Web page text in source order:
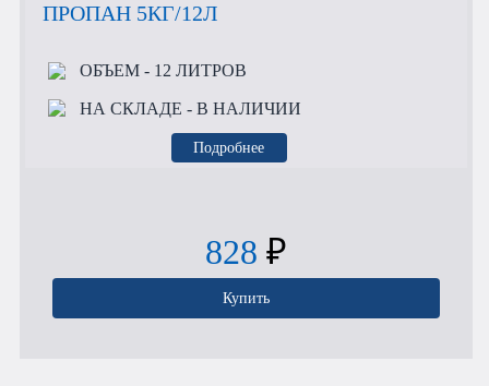
ПРОПАН 5КГ/12Л
ОБЪЕМ- 12 ЛИТРОВ
НА СКЛАДЕ - В НАЛИЧИИ
Подробнее
828 ₽
Купить